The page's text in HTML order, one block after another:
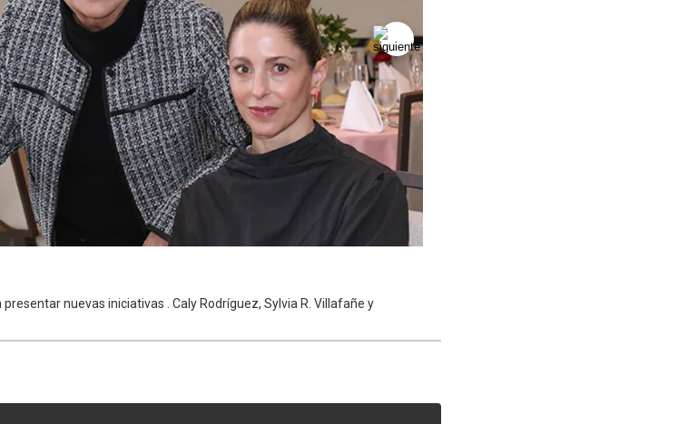
nuevas iniciativas . Caly Rodríguez, Sylvia R. Villafañe y